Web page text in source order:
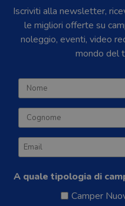
Iscriviti alla newsletter,
le migliori offerte su
noleggio, eventi, video
mondo del
A quale tipologia di
Camper